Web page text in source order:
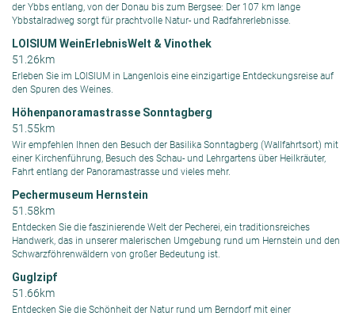
der Ybbs entlang, von der Donau bis zum Bergsee: Der 107 km lange
Ybbstalradweg sorgt für prachtvolle Natur- und Radfahrerlebnisse.
LOISIUM WeinErlebnisWelt & Vinothek
51.26km
Erleben Sie im LOISIUM in Langenlois eine einzigartige Entdeckungsreise auf
den Spuren des Weines.
Höhenpanoramastrasse Sonntagberg
51.55km
Wir empfehlen Ihnen den Besuch der Basilika Sonntagberg (Wallfahrtsort) mit
einer Kirchenführung, Besuch des Schau- und Lehrgartens über Heilkräuter,
Fahrt entlang der Panoramastrasse und vieles mehr.
Pechermuseum Hernstein
51.58km
Entdecken Sie die faszinierende Welt der Pecherei, ein traditionsreiches
Handwerk, das in unserer malerischen Umgebung rund um Hernstein und den
Schwarzföhrenwäldern von großer Bedeutung ist.
Guglzipf
51.66km
Entdecken Sie die Schönheit der Natur rund um Berndorf mit einer